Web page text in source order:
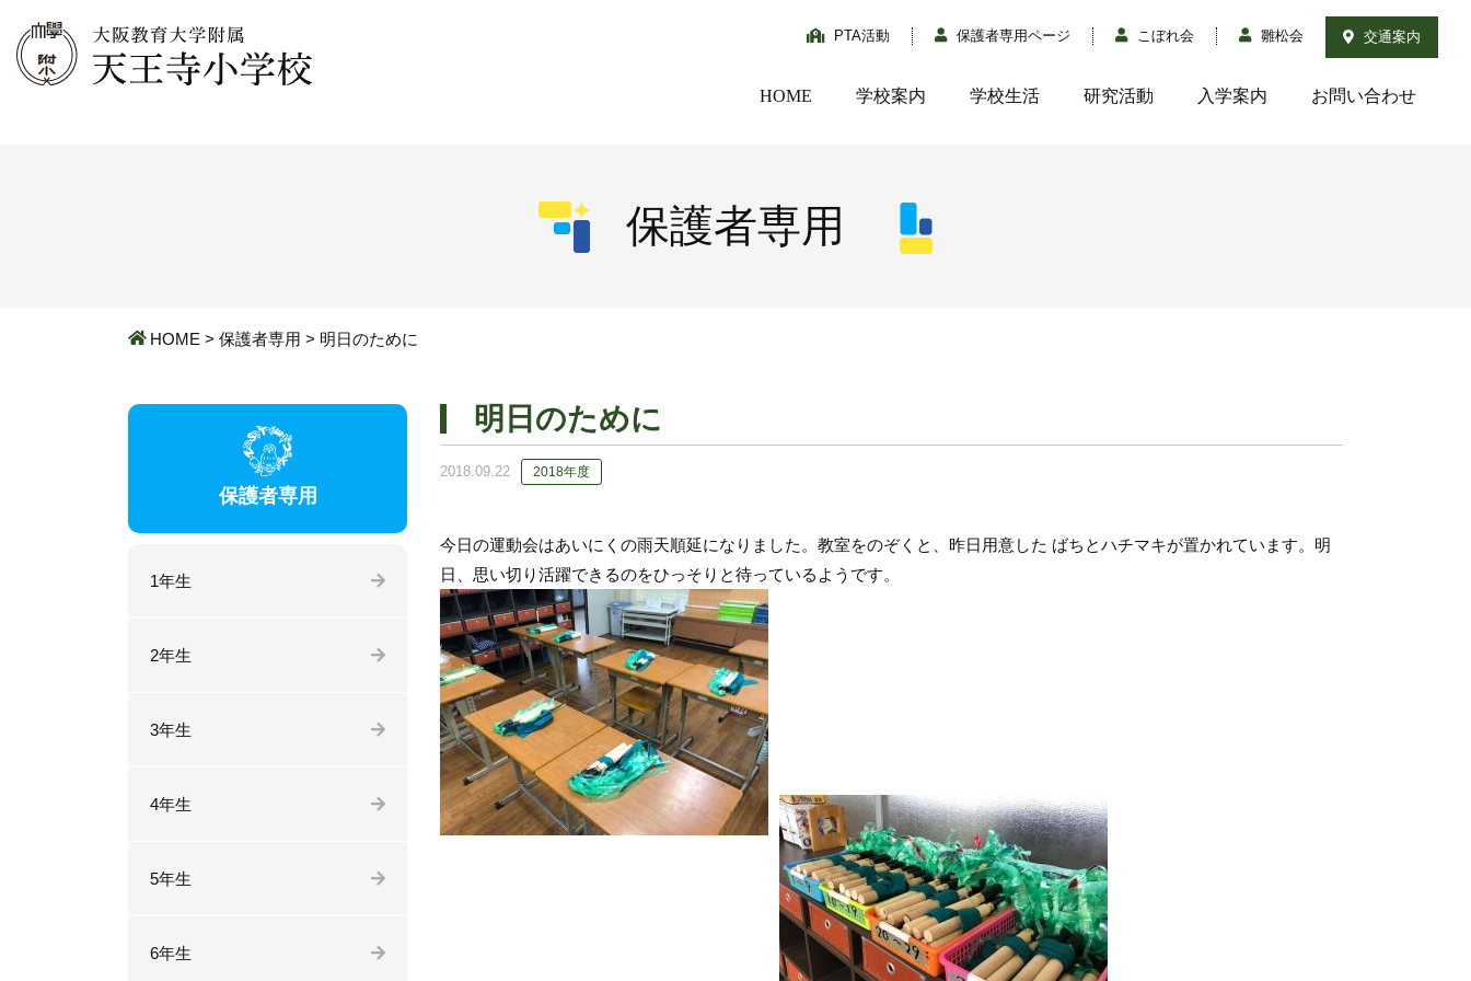
PTA活動 保護者専用ページ こぼれ会 雛松会 交通案内
HOME 学校案内 学校生活 研究活動 入学案内 お問い合わせ
保護者専用
HOME > 保護者専用 > 明日のために
明日のために
2018.09.22 2018年度
今日の運動会はあいにくの雨天順延になりました。教室をのぞくと、昨日用意した ばちとハチマキが置かれています。明
日、思い切り活躍できるのをひっそりと待っているようです。
保護者専用
1年生
2年生
3年生
4年生
5年生
6年生